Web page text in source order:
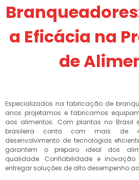
a Eficácia na
de
Especializados na fabricação de
anos projetamos e fabricamos
aos alimentos. Com plantas no Brasil
brasileira conta com mais de
desenvolvimento de tecnologias
garantem o preparo ideal dos
qualidade. Confiabilidade e
entregar soluções de alto desempenho